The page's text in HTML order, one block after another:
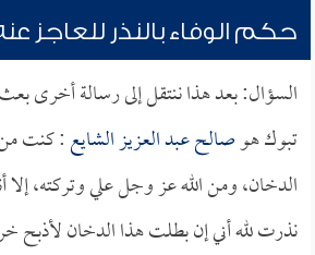
حكم الوفاء بالنذر للعاجز
السؤال: بعد هذا ننتقل إلى رسالة أخرى
تبوك هوصالح عبد العزيز الشايع: كنت
الدخان، ومن الله عز وجل علي وتركته، إلا
نذرت لله أني إن بطلت هذا الدخان لأذبح